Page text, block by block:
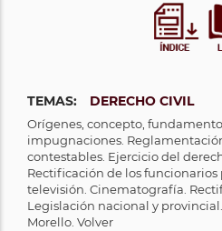
TEMAS: DERECHO CIVIL
Orígenes, concepto,
impugnaciones.
contestables. Ejercicio del
Rectificación de los funcionarios
televisión. Cinematografía.
Legislación nacional y
Morello. Volver